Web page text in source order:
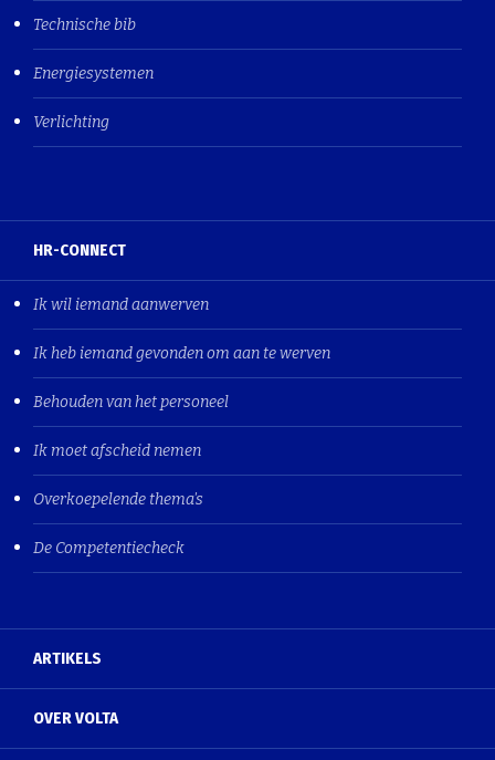
Technische bib
Energiesystemen
Verlichting
HR-CONNECT
Ik wil iemand aanwerven
Ik heb iemand gevonden om aan te werven
Behouden van het personeel
Ik moet afscheid nemen
Overkoepelende thema's
De Competentiecheck
ARTIKELS
OVER VOLTA